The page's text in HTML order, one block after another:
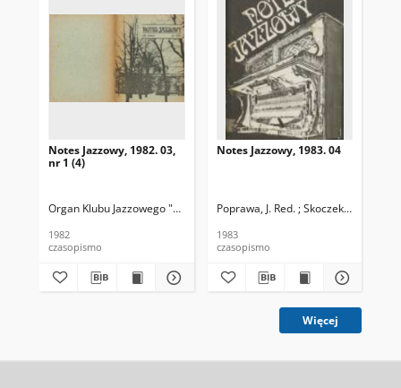
Notes Jazzowy, 1982. 03,
nr 1 (4)
Organ Klubu Jazzowego "Rotunda" Skoczek, T. Red.
1982
czasopismo
Notes Jazzowy, 1983. 04
Poprawa, J. Red. ; Skoczek T. Red.
1983
czasopismo
Więcej